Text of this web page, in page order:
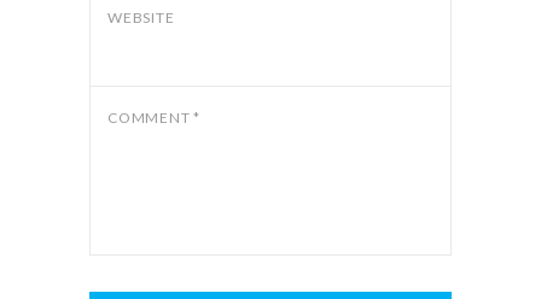
WEBSITE
COMMENT *